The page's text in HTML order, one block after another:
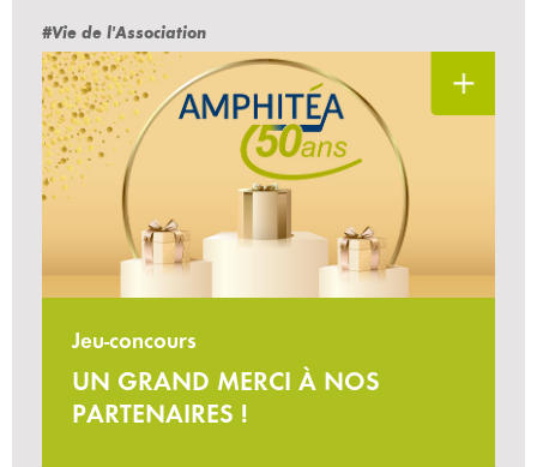
#Vie de l'Association
Jeu-concours
UN GRAND MERCI À NOS
PARTENAIRES !